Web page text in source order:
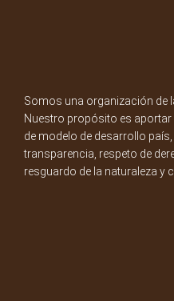
Somos una organización de
Nuestro propósito es
de modelo de desarrollo
transparencia, respeto de
resguardo de la naturaleza y